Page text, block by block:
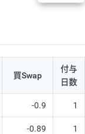
買Swap
付与
日数
-0.9 1
-0.89 1